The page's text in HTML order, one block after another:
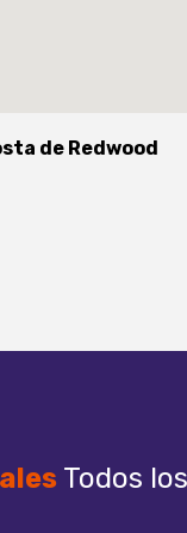
de Redwood
Todos